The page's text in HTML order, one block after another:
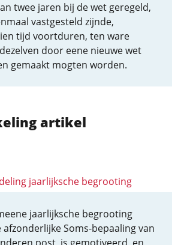
twee jaren bij de wet geregeld,
vastgesteld zijnde,
tijd voortduren, ten ware
door eene nieuwe wet
gemaakt mogten worden.
artikel
jaarlijksche begrooting
jaarlijksche begrooting
Soms-bepaaling van